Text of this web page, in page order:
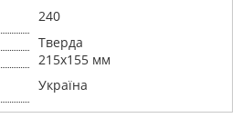
240
Тверда
215х155 мм
Україна